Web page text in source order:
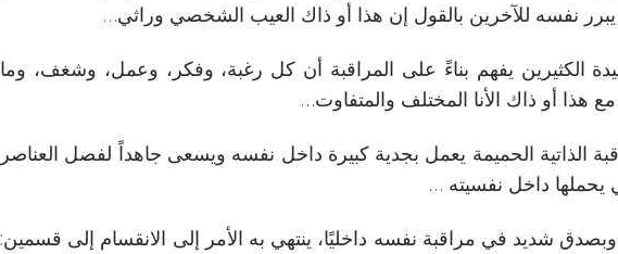
نفسه للآخرين بالقول إن هذا أو ذاك العيب الشخصي وراثي…
الكثيرين يفهم بناءً على المراقبة أن كل رغبة، وفكر، وعمل، وشغف، وما
هذا أو ذاك الأنا المختلف والمتفاوت…
الذاتية الحميمة يعمل بجدية كبيرة داخل نفسه ويسعى جاهداً لفصل العناصر
يحملها داخل نفسيته …
وبصدق شديد في مراقبة نفسه داخليًا، ينتهي به الأمر إلى الانقسام إلى قسمين: